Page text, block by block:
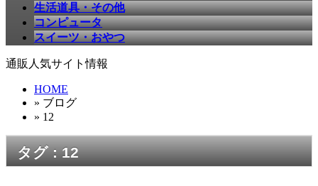
生活道具・その他
コンピュータ
スイーツ・おやつ
通販人気サイト情報
HOME
» ブログ
» 12
タグ : 12